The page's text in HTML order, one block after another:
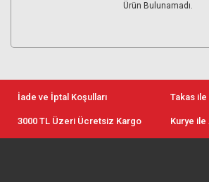
Ürün Bulunamadı.
İade ve İptal Koşulları Takas ile
3000 TL Üzeri Ücretsiz Kargo Kurye ile